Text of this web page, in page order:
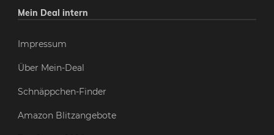
Mein Deal intern
Impressum
Über Mein-Deal
Schnäppchen-Finder
Amazon Blitzangebote